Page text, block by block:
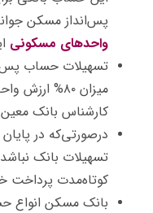
پس‌انداز مسکن
واحدهای مسکونی
تسهیلات حساب
میزان ۸۰%
کارشناس بانک
درصورتی‌که در پایان
تسهیلات بانک
کوتاه‌مدت پرداخت
بانک مسکن انواع